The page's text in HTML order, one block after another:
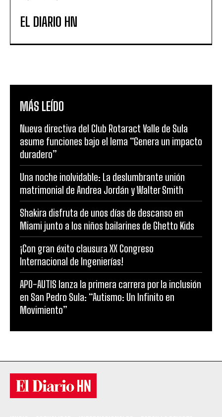
EL DIARIO HN
MÁS LEÍDO
Nueva directiva del Club Rotaract Valle de Sula
asume funciones bajo el lema “Genera un impacto
duradero”
Una noche inolvidable: La deslumbrante unión
matrimonial de Andrea Jordán y Walter Smith
Shakira disfruta de unos días de descanso en
Miami junto a los niños bailarines de Ghetto Kids
¡Con gran éxito clausura XX Congreso
Internacional de Ingenierías!
APO-AUTIS lanza la primera carrera por la inclusión
en San Pedro Sula: “Autismo: Un Infinito en
Movimiento”